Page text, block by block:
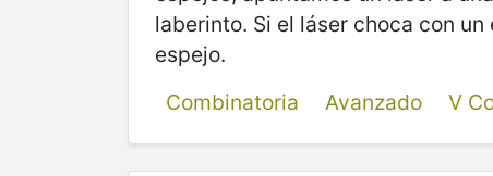
laberinto. Si el láser choca con
espejo.
Combinatoria
Avanzado V